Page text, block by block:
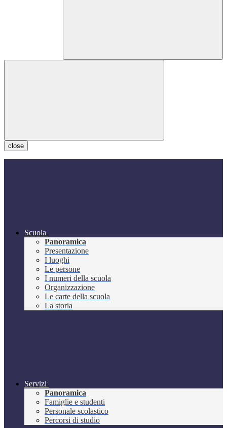
close
Scuola
Panoramica
Presentazione
I luoghi
Le persone
I numeri della scuola
Organizzazione
Le carte della scuola
La storia
Servizi
Panoramica
Famiglie e studenti
Personale scolastico
Percorsi di studio